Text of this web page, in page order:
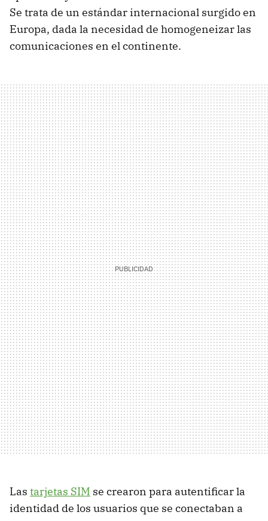
Se trata de un estándar internacional surgido en
Europa, dada la necesidad de homogeneizar las
comunicaciones en el continente.
Las tarjetas SIM se crearon para autentificar la
identidad de los usuarios que se conectaban a